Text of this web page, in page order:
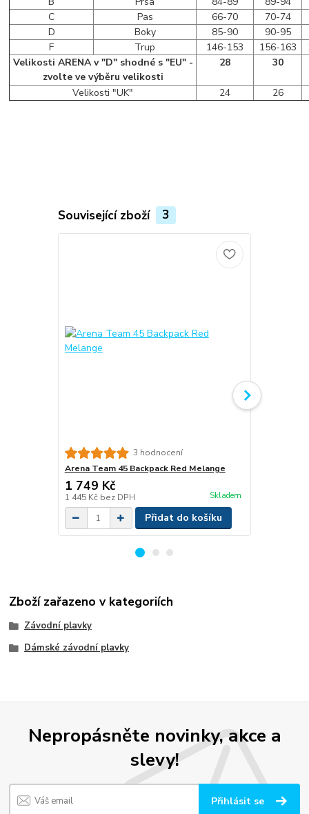
C
Pas 66-70
70-74
D
Boky 85-90
90-95
F
Trup 146-153 156-163
Velikosti ARENA v "D" shodné s "EU" -
zvolte ve výběru velikosti
28 30
Velikosti "UK" 24 26
Související zboží 3
3 hodnocení
Arena Team 45 Backpack Red Melange
1 749 Kč
1 445 Kč bez DPH Skladem
Přidat do košíku
Zboží zařazeno v kategoriích
Závodní plavky
Dámské závodní plavky
Nepropásněte novinky, akce a
slevy!
Přihlásit se